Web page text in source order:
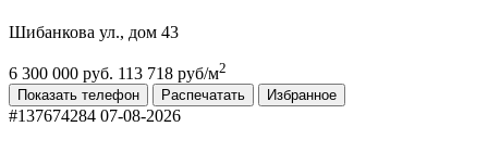
Шибанкова ул., дом 43
6 300 000 руб. 113 718 руб/м2
Показать телефон
Распечатать Избранное
#137674284 07-08-2026